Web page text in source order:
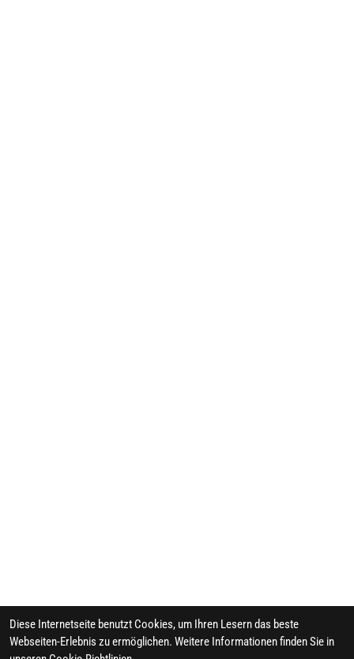
Diese Internetseite benutzt Cookies, um Ihren Lesern das beste
Webseiten-Erlebnis zu ermöglichen. Weitere Informationen finden Sie in